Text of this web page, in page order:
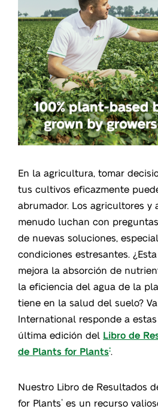
En la agricultura, tomar
tus cultivos eficazmente
abrumador. Los agricultores y
menudo luchan con
de nuevas soluciones,
condiciones estresantes.
mejora la absorción de
la eficiencia del agua de la
tiene en la salud del suelo?
International responde a
última edición del Libro de
de Plants for Plants®.
Nuestro Libro de Resultados
for Plants®
es un recurso